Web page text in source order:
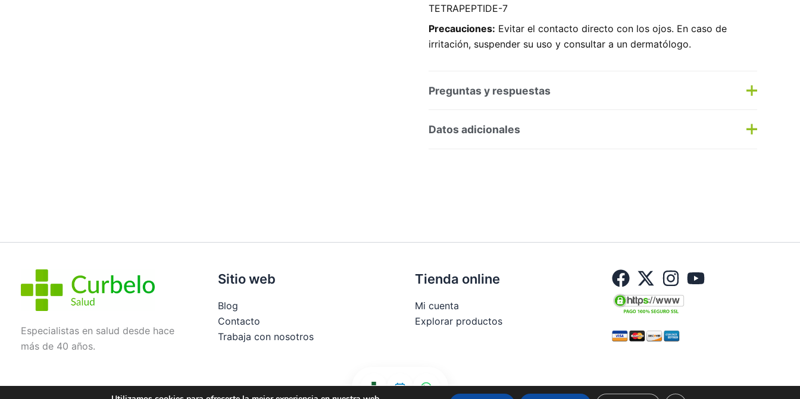
TETRAPEPTIDE-7
Precauciones: Evitar el contacto directo con los ojos. En caso de
irritación, suspender su uso y consultar a un dermatólogo.
Preguntas y respuestas
Preguntas y respuestas
Datos adicionales
Especialistas en salud desde hace
más de 40 años.
Sitio web
Blog
Contacto
Trabaja con nosotros
Tienda online
Mi cuenta
Explorar productos